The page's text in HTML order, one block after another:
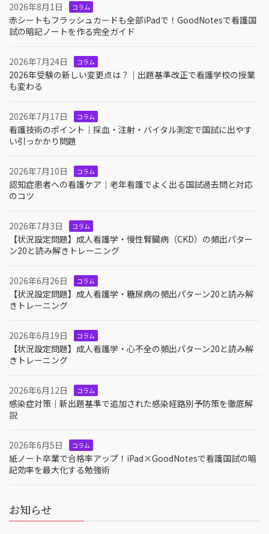
2026年8月1日 コラム
赤シートもフラッシュカードも全部iPadで！GoodNotesで看護国
試の暗記ノートを作る完全ガイド
2026年7月24日 コラム
2026年受験の新しい変更点は？｜出題基準改正で看護学校の授業
も変わる
2026年7月17日 コラム
看護技術のポイント｜採血・注射・バイタル測定で国試に出やす
い引っかかり問題
2026年7月10日 コラム
認知症患者への看護ケア｜老年看護でよく出る国試過去問と対応
のコツ
2026年7月3日 コラム
【状況設定問題】成人看護学・慢性腎臓病（CKD）の頻出パター
ン20と読み解きトレーニング
2026年6月26日 コラム
【状況設定問題】成人看護学・糖尿病の頻出パターン20と読み解
きトレーニング
2026年6月19日 コラム
【状況設定問題】成人看護学・心不全の頻出パターン20と読み解
きトレーニング
2026年6月12日 コラム
感染症対策｜新出題基準で追加された感染経路別予防策を徹底解
説
2026年6月5日 コラム
紙ノート卒業で合格率アップ！iPad×GoodNotesで看護国試の暗
記効率を最大化する勉強術
お知らせ